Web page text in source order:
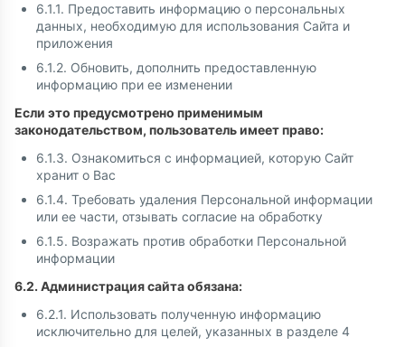
6.1.1. Предоставить информацию о персональных
данных, необходимую для использования Сайта и
приложения
6.1.2. Обновить, дополнить предоставленную
информацию при ее изменении
Если это предусмотрено применимым
законодательством, пользователь имеет право:
6.1.3. Ознакомиться с информацией, которую Сайт
хранит о Вас
6.1.4. Требовать удаления Персональной информации
или ее части, отзывать согласие на обработку
6.1.5. Возражать против обработки Персональной
информации
6.2. Администрация сайта обязана:
6.2.1. Использовать полученную информацию
исключительно для целей, указанных в разделе 4